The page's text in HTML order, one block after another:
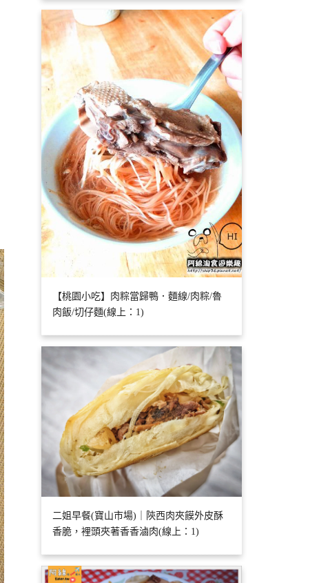
【桃園小吃】肉粽當歸鴨．麵線/肉粽/魯
肉飯/切仔麵(線上：1)
二姐早餐(寶山市場)｜陝西肉夾饃外皮酥
香脆，裡頭夾著香香滷肉(線上：1)